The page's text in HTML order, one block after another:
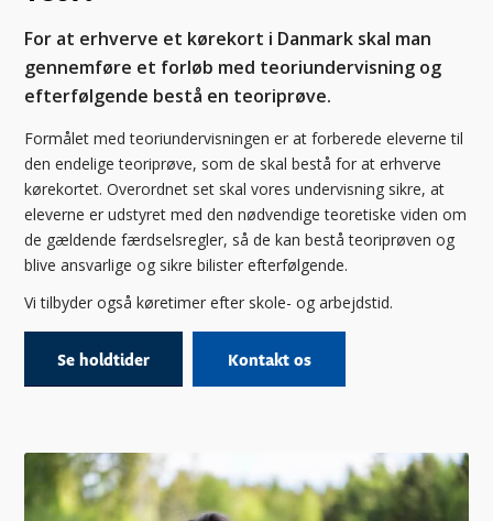
For at erhverve et kørekort i Danmark skal man
gennemføre et forløb med teoriundervisning og
efterfølgende bestå en teoriprøve.
Formålet med teoriundervisningen er at forberede eleverne til
den endelige teoriprøve, som de skal bestå for at erhverve
kørekortet. Overordnet set skal vores undervisning sikre, at
eleverne er udstyret med den nødvendige teoretiske viden om
de gældende færdselsregler, så de kan bestå teoriprøven og
blive ansvarlige og sikre bilister efterfølgende.​
Vi tilbyder også køretimer efter skole- og arbejdstid.​
Se holdtider Kontakt os